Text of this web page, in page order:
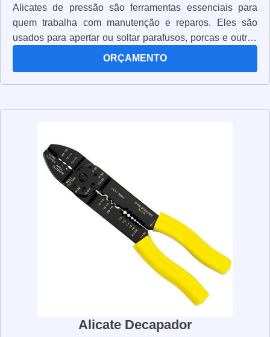
Alicates de pressão são ferramentas essenciais para
quem trabalha com manutenção e reparos. Eles são
usados para apertar ou soltar parafusos, porcas e outros
tipos de conexões. Os alicates de pressão são muito
Eles são leves, resistentes e possuem um design
são fabricados com materiais de alta qualidade, o que
pressão são ideais para quem precisa de uma
ferramenta prática e eficiente para realizar reparos e
manutenção. Eles são fáceis de usar e oferecem
resultados precisos e seguros. Se você precisa de uma
ferramenta versátil e de qualidade para realizar reparos e
manutenção, os alicates de pressão são a melhor opção.
Com eles, você terá resultados precisos e seguros, além
de economizar tempo e esforço.
ORÇAMENTO
Alicate Decapador